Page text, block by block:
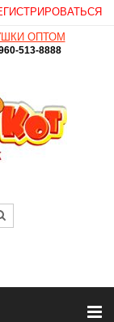
ОПТОМ
513-8888